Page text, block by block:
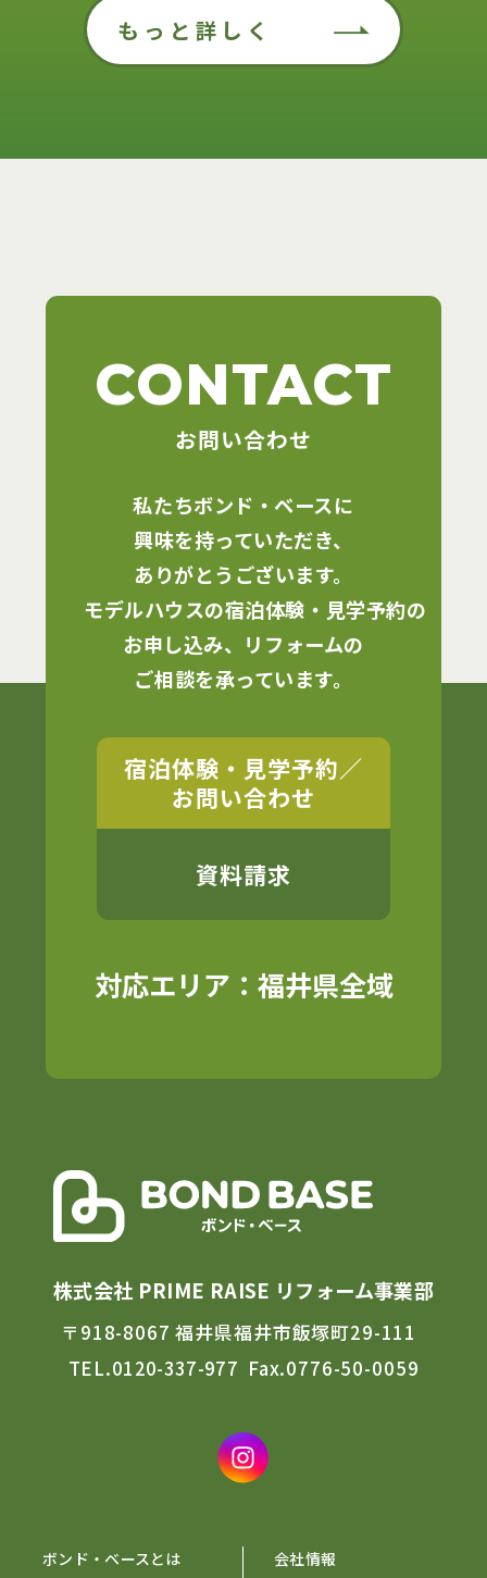
もっと詳しく
CONTACT
お問い合わせ
私たちボンド・ベースに
興味を持っていただき、
ありがとうございます。
モデルハウスの宿泊体験・見学予約の
お申し込み、リフォームの
ご相談を承っています。
宿泊体験・見学予約／
お問い合わせ
資料請求
対応エリア：福井県全域
株式会社 PRIME RAISE リフォーム事業部
〒918-8067 福井県福井市飯塚町29-111
TEL.0120-337-977 Fax.0776-50-0059
ボンド・ベースとは 会社情報